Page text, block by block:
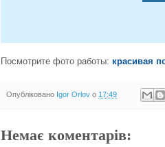
Посмотрите фото работы: красивая
Опубліковано Igor Orlov о 17:49
Немає коментарів: